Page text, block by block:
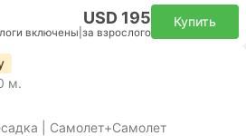
USD 195
включены за взрослого
Купить
м.
| Самолет+Самолет